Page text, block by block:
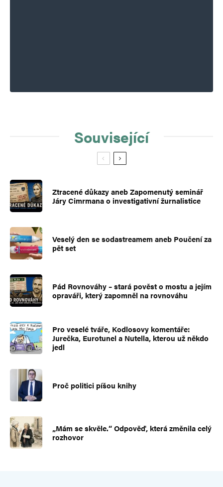
Související
Ztracené důkazy aneb Zapomenutý seminář
Járy Cimrmana o investigativní žurnalistice
Veselý den se sodastreamem aneb Poučení za
pět set
Pád Rovnováhy – stará pověst o mostu a jejím
opraváři, který zapomněl na rovnováhu
Pro veselé tváře, Kodlosovy komentáře:
Jurečka, Eurotunel a Nutella, kterou už někdo
jedl
Proč politici píšou knihy
„Mám se skvěle.“ Odpověď, která změnila celý
rozhovor